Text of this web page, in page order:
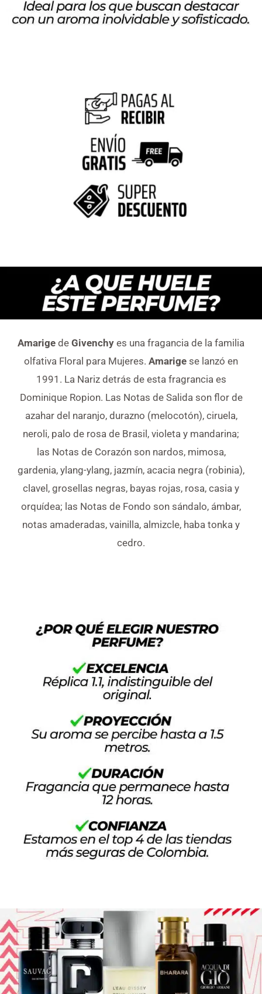
Amarige de Givenchy es una fragancia de la familia
olfativa Floral para Mujeres. Amarige se lanzó en
1991. La Nariz detrás de esta fragrancia es
Dominique Ropion. Las Notas de Salida son flor de
azahar del naranjo, durazno (melocotón), ciruela,
neroli, palo de rosa de Brasil, violeta y mandarina;
las Notas de Corazón son nardos, mimosa,
gardenia, ylang-ylang, jazmín, acacia negra (robinia),
clavel, grosellas negras, bayas rojas, rosa, casia y
orquídea; las Notas de Fondo son sándalo, ámbar,
notas amaderadas, vainilla, almizcle, haba tonka y
cedro.